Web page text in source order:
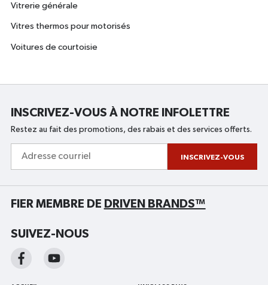
Vitrerie générale
Vitres thermos pour motorisés
Voitures de courtoisie
INSCRIVEZ-VOUS À NOTRE INFOLETTRE
Restez au fait des promotions, des rabais et des services offerts.
courriel
INSCRIVEZ-VOUS
FIER MEMBRE DE DRIVEN BRANDS™
SUIVEZ-NOUS